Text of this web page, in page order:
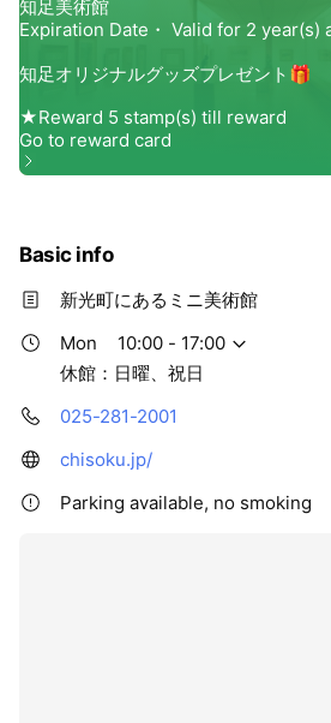
Basic info
新光町にあるミニ美術館
Mon
10:00 - 17:00
休館：日曜、祝日
025-281-2001
chisoku.jp/
Parking available, no smoking